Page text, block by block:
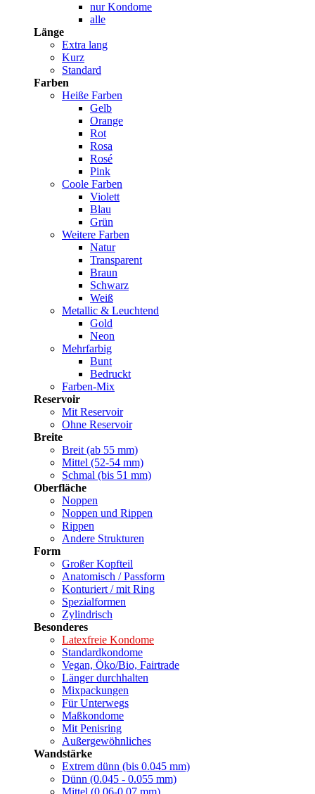
nur Kondome
alle
Länge
Extra lang
Kurz
Standard
Farben
Heiße Farben
Gelb
Orange
Rot
Rosa
Rosé
Pink
Coole Farben
Violett
Blau
Grün
Weitere Farben
Natur
Transparent
Braun
Schwarz
Weiß
Metallic & Leuchtend
Gold
Neon
Mehrfarbig
Bunt
Bedruckt
Farben-Mix
Reservoir
Mit Reservoir
Ohne Reservoir
Breite
Breit (ab 55 mm)
Mittel (52-54 mm)
Schmal (bis 51 mm)
Oberfläche
Noppen
Noppen und Rippen
Rippen
Andere Strukturen
Form
Großer Kopfteil
Anatomisch / Passform
Konturiert / mit Ring
Spezialformen
Zylindrisch
Besonderes
Latexfreie Kondome
Standardkondome
Vegan, Öko/Bio, Fairtrade
Länger durchhalten
Mixpackungen
Für Unterwegs
Maßkondome
Mit Penisring
Außergewöhnliches
Wandstärke
Extrem dünn (bis 0.045 mm)
Dünn (0.045 - 0.055 mm)
Mittel (0.06-0.07 mm)